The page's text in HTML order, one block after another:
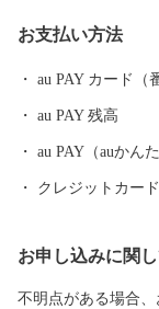
市の夏の風物詩と
す。柏崎花火は、
連発は圧巻です。
る水球チーム「ブ
ちをあげて水球を応援しています。
崎の魅力や情報を
情報をお伝えする
お支払い方法
au PAY カード（
au PAY 残高
au PAY（auかん
クレジットカー
お申し込みに関
不明点がある場合